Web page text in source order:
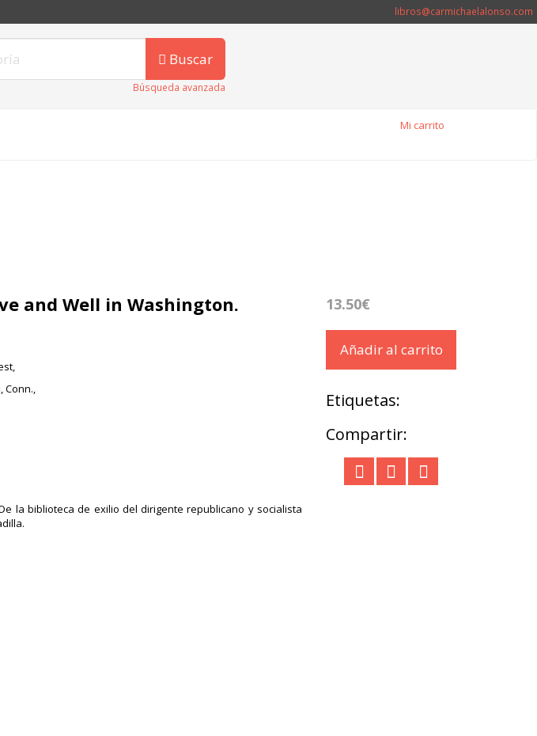
libros@carmichaelalonso.com
Buscar
Búsqueda avanzada
Mi carrito
and Well in Washington.
Conn.,
la biblioteca de exilio del dirigente republicano y socialista
13.50€
Añadir al carrito
Etiquetas:
Compartir: